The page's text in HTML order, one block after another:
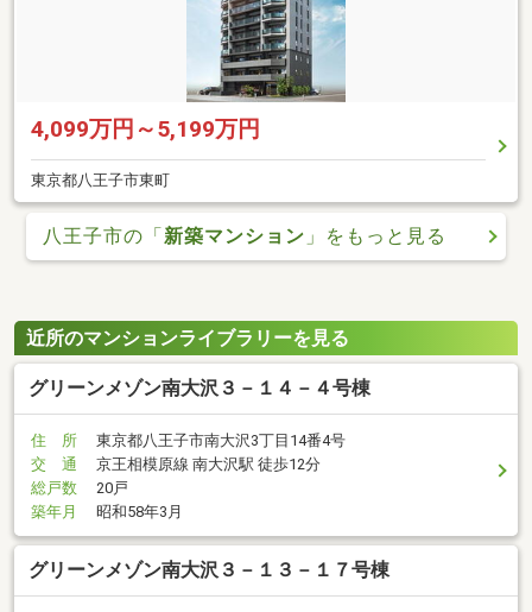
4,099万円～5,199万円
東京都八王子市東町
八王子市の「新築マンション 」をもっと見る
近所のマンションライブラリーを見る
グリーンメゾン南大沢３－１４－４号棟
住 所
東京都八王子市南大沢3丁目14番4号
交 通
京王相模原線 南大沢駅 徒歩12分
総戸数
20戸
築年月
昭和58年3月
グリーンメゾン南大沢３－１３－１７号棟